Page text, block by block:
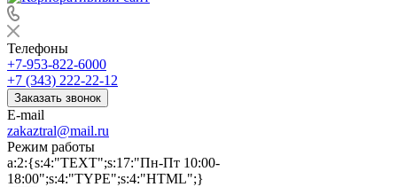
Телефоны
+7-953-822-6000
+7 (343) 222-22-12
Заказать звонок
E-mail
zakaztral@mail.ru
Режим работы
a:2:{s:4:"TEXT";s:17:"Пн-Пт 10:00-
18:00";s:4:"TYPE";s:4:"HTML";}